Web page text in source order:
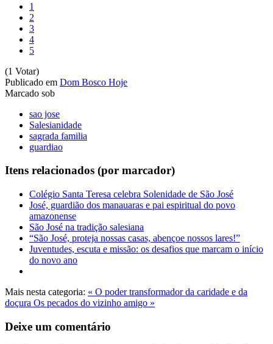
1
2
3
4
5
(1 Votar)
Publicado em Dom Bosco Hoje
Marcado sob
sao jose
Salesianidade
sagrada familia
guardiao
Itens relacionados (por marcador)
Colégio Santa Teresa celebra Solenidade de São José
José, guardião dos manauaras e pai espiritual do povo
amazonense
São José na tradição salesiana
“São José, proteja nossas casas, abençoe nossos lares!”
Juventudes, escuta e missão: os desafios que marcam o início
do novo ano
Mais nesta categoria: « O poder transformador da caridade e da
doçura Os pecados do vizinho amigo »
Deixe um comentário